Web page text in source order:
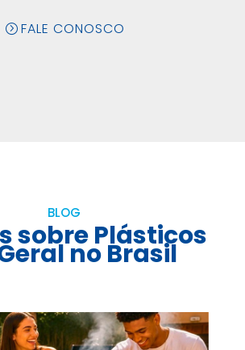
FALE CONOSCO
BLOG
sobre Plásticos
no Brasil